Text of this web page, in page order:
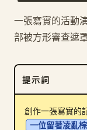
定價
下載
一張寫實的活動
部被方形審查遮
提示詞
創作一張寫實的
一位留著凌亂